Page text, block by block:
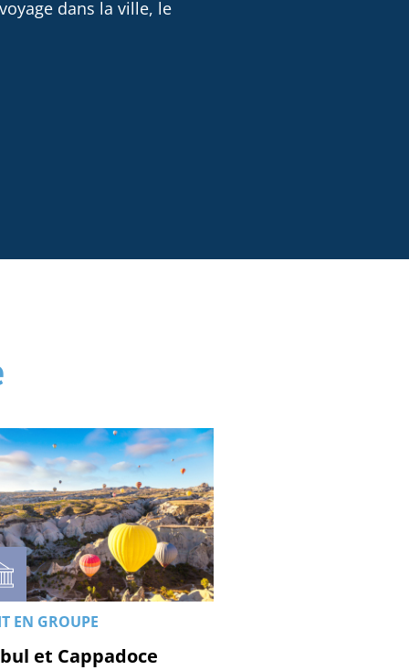
dans la ville, le
EN GROUPE
et Cappadoce